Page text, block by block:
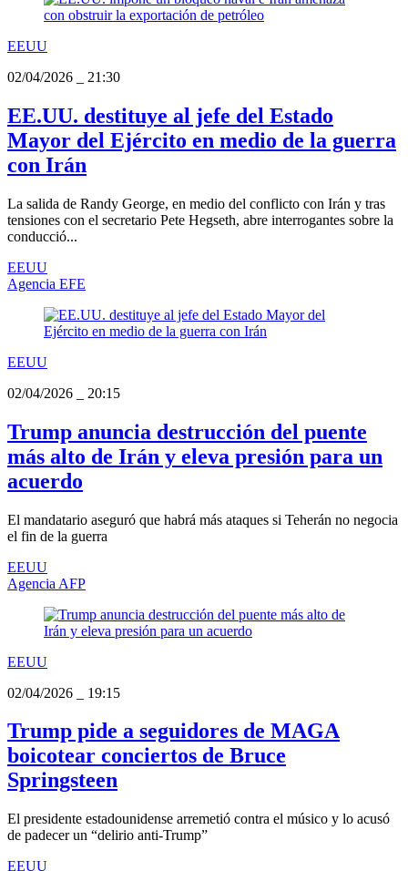
EEUU
02/04/2026
21:30
EE.UU. destituye al jefe del Estado
Mayor del Ejército en medio de la guerra
con Irán
La salida de Randy George, en medio del conflicto con Irán y tras
tensiones con el secretario Pete Hegseth, abre interrogantes sobre la
conducció...
EEUU
Agencia EFE
EEUU
02/04/2026
20:15
Trump anuncia destrucción del puente
más alto de Irán y eleva presión para un
acuerdo
El mandatario aseguró que habrá más ataques si Teherán no negocia
el fin de la guerra
EEUU
Agencia AFP
EEUU
02/04/2026
19:15
Trump pide a seguidores de MAGA
boicotear conciertos de Bruce
Springsteen
El presidente estadounidense arremetió contra el músico y lo acusó
de padecer un “delirio anti-Trump”
EEUU